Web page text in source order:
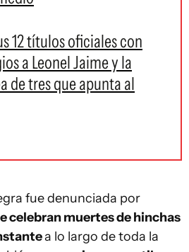
12 títulos oficiales con
a Leonel Jaime y la
de tres que apunta al
fue denunciada por
celebran muertes de hinchas
a lo largo de toda la